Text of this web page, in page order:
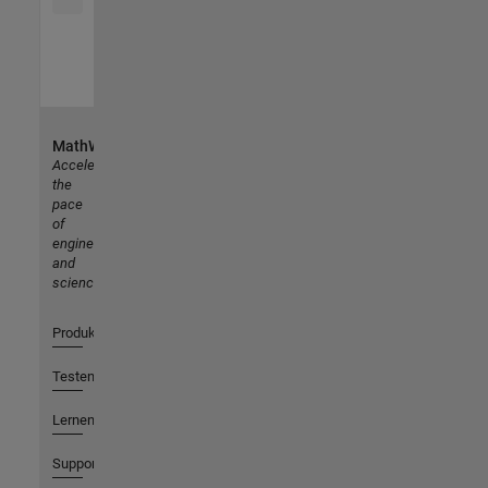
MathWorks
Accelerating
the
pace
of
engineering
and
science
Produkte
Testen oder Kaufen
Lernen
Support